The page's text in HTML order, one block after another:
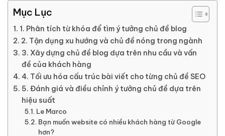
Mục Lục
1. Phân tích từ khóa để tìm ý tưởng chủ đề blog
2. Tận dụng xu hướng và chủ đề nóng trong ngành
3. Xây dựng chủ đề blog dựa trên nhu cầu và vấn
đề của khách hàng
4. Tối ưu hóa cấu trúc bài viết cho từng chủ đề SEO
5. Đánh giá và điều chỉnh ý tưởng chủ đề dựa trên
hiệu suất
Le Marco
Bạn muốn website có nhiều khách hàng từ Google
hơn?